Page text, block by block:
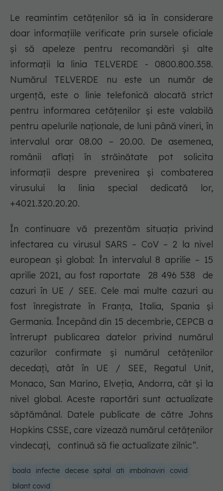
Le reamintim cetățenilor să ia în considerare
doar informațiile verificate prin sursele oficiale
și să apeleze pentru recomandări și alte
informații la linia TELVERDE - 0800.800.358.
Numărul TELVERDE nu este un număr de
urgență, este o linie telefonică alocată strict
pentru informarea cetățenilor și este valabilă
pentru apelurile naționale, de luni până vineri, în
intervalul orar 08.00 – 20.00. De asemenea,
românii aflați în străinătate pot solicita
informații despre prevenirea și combaterea
virusului la linia special dedicată lor,
+4021.320.20.20.
În continuare vă prezentăm situația privind
infectarea cu virusul SARS – CoV – 2 la nivel
european și global: În intervalul 8 aprilie – 15
aprilie 2021, au fost raportate 28 496 538 de
cazuri în UE / SEE. Cele mai multe cazuri au
fost înregistrate în Franţa, Italia, Spania și
Germania. Începând din 15 decembrie, CEPCB a
întrerupt publicarea datelor privind numărul
cazurilor confirmate și numărul cetățenilor
decedați, atât în UE / SEE, Regatul Unit,
Monaco, San Marino, Elveția, Andorra, cât și la
nivel global. Aceste raportări sunt actualizate
săptămânal. Datele publicate de către Johns
Hopkins CSSE, care vizează numărul cetățenilor
vindecați, continuă să fie actualizate zilnic”.
boala infectie decese spital ati imbolnaviri
covid
bilant covid